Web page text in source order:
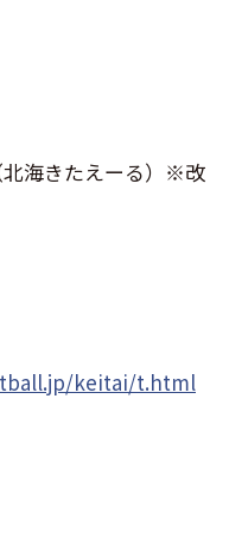
北海きたえーる）※改
keitai/t.html